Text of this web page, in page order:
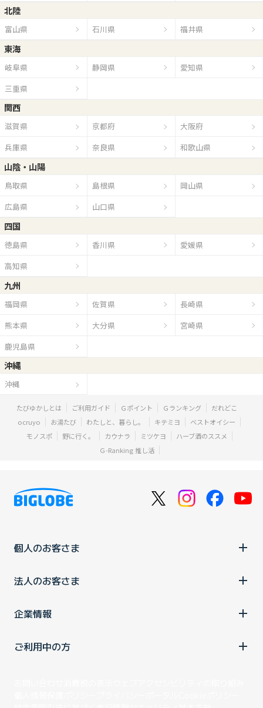
北陸
富山県 石川県 福井県
東海
岐阜県 静岡県
愛知県
三重県
関西
滋賀県 京都府
大阪府
兵庫県
奈良県 和歌山県
山陰・山陽
鳥取県 島根県
岡山県
広島県
山口県
四国
徳島県 香川県
愛媛県
高知県
九州
福岡県 佐賀県
長崎県
熊本県
大分県
宮崎県
鹿児島県
沖縄
沖縄
たびゆかしとは ご利用ガイド Ｇポイント Ｇランキング
だれどこ
ocruyo
お湯たび わたしと、暮らし。 キテミヨ
ベストオイシー
モノスポ
野に行く。 カウナラ ミツケヨ
ハーブ酒のススメ
Ｇ-Ranking 推し活
個人のお客さま
法人のお客さま
企業情報
ご利用中の方